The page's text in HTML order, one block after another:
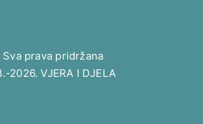
prava pridržana
2026. VJERA I DJELA